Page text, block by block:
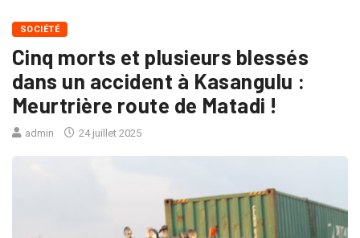
SOCIÉTÉ
Cinq morts et plusieurs blessés
dans un accident à Kasangulu :
Meurtrière route de Matadi !
admin 24 juillet 2025